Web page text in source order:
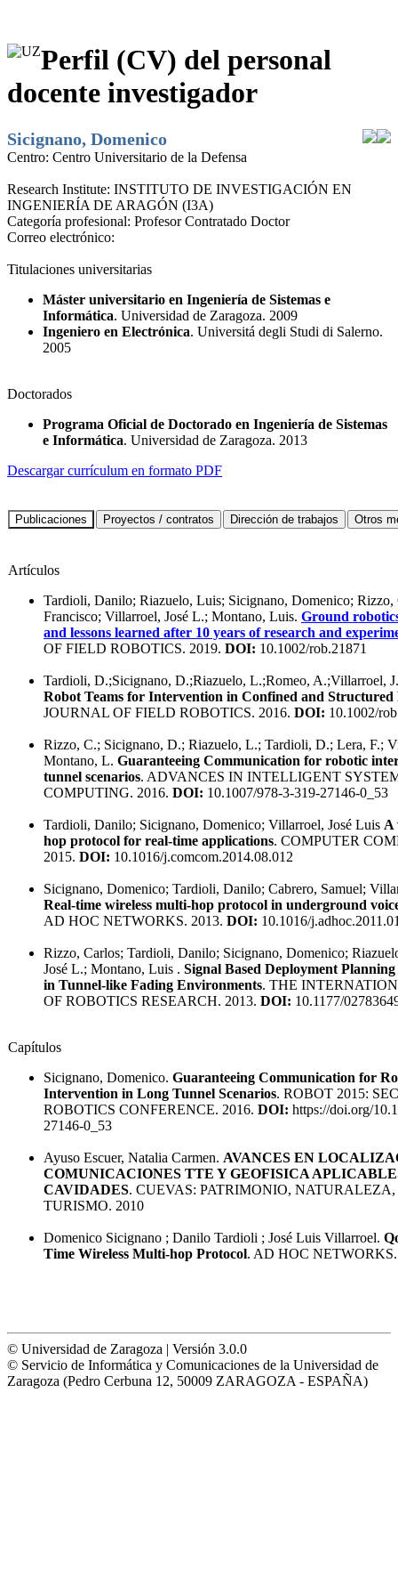
Perfil (CV) del personal
docente investigador
Sicignano, Domenico
Centro: Centro Universitario de la Defensa
Research Institute: INSTITUTO DE INVESTIGACIÓN EN
INGENIERÍA DE ARAGÓN (I3A)
Categoría profesional: Profesor Contratado Doctor
Correo electrónico:
Titulaciones universitarias
Máster universitario en Ingeniería de Sistemas e
Informática. Universidad de Zaragoza. 2009
Ingeniero en Electrónica. Universitá degli Studi di Salerno.
2005
Doctorados
Programa Oficial de Doctorado en Ingeniería de Sistemas
e Informática. Universidad de Zaragoza. 2013
Descargar currículum en formato PDF
Artículos
Tardioli, Danilo; Riazuelo, Luis; Sicignano, Domenico; Rizzo,
Francisco; Villarroel, José L.; Montano, Luis. Ground
and lessons learned after 10 years of research and
OF FIELD ROBOTICS. 2019. DOI: 10.1002/rob.21871
Tardioli, D.;Sicignano, D.;Riazuelo, L.;Romeo, A.;Villarroel,
Robot Teams for Intervention in Confined and Structured
JOURNAL OF FIELD ROBOTICS. 2016. DOI: 10.1002/
Rizzo, C.; Sicignano, D.; Riazuelo, L.; Tardioli, D.; Lera, F.;
Montano, L. Guaranteeing Communication for robotic
tunnel scenarios. ADVANCES IN INTELLIGENT
COMPUTING. 2016. DOI: 10.1007/978-3-319-27146-0_53
Tardioli, Danilo; Sicignano, Domenico; Villarroel, José Luis A
hop protocol for real-time applications. COMPUTER
2015. DOI: 10.1016/j.comcom.2014.08.012
Sicignano, Domenico; Tardioli, Danilo; Cabrero, Samuel;
Real-time wireless multi-hop protocol in underground
AD HOC NETWORKS. 2013. DOI: 10.1016/
Rizzo, Carlos; Tardioli, Danilo; Sicignano, Domenico;
José L.; Montano, Luis . Signal Based Deployment
in Tunnel-like Fading Environments. THE
OF ROBOTICS RESEARCH. 2013. DOI: 10.1177/
Capítulos
Sicignano, Domenico. Guaranteeing Communication for
Intervention in Long Tunnel Scenarios. ROBOT 2015:
ROBOTICS CONFERENCE. 2016. DOI: https://doi.org/
27146-0_53
Ayuso Escuer, Natalia Carmen. AVANCES EN
COMUNICACIONES TTE Y GEOFISICA
CAVIDADES. CUEVAS: PATRIMONIO,
TURISMO. 2010
Domenico Sicignano ; Danilo Tardioli ; José Luis Villarroel.
Time Wireless Multi-hop Protocol. AD HOC NETWORKS.
© Universidad de Zaragoza | Versión 3.0.0
© Servicio de Informática y Comunicaciones de la Universidad de
Zaragoza (Pedro Cerbuna 12, 50009 ZARAGOZA - ESPAÑA)